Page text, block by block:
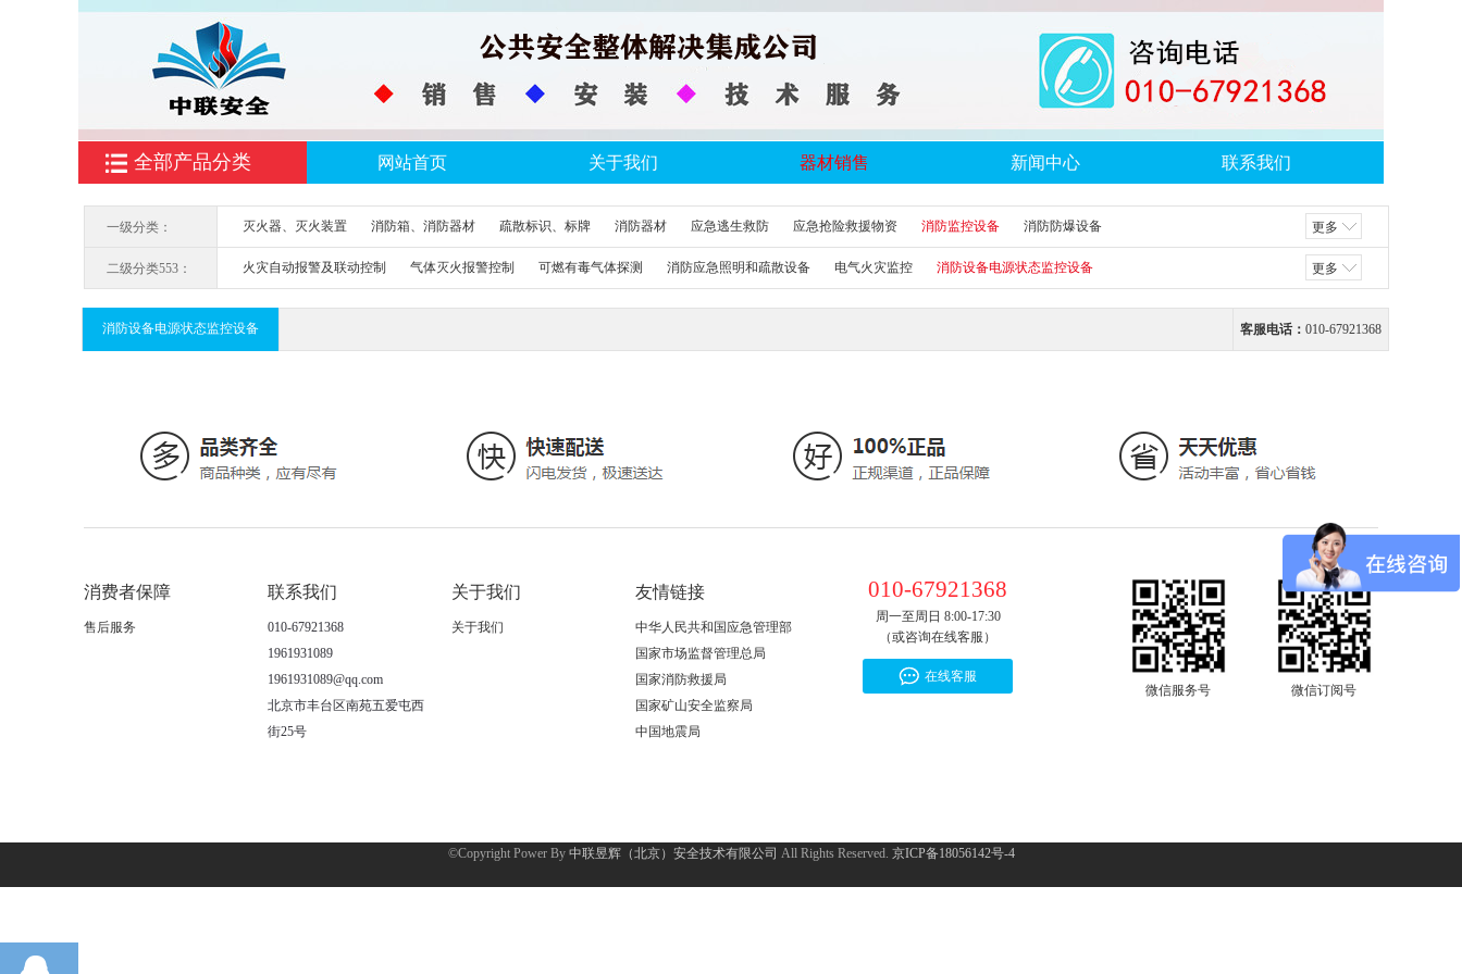
全部产品分类 网站首页 关于我们 器材销售 新闻中心 联系我们
一级分类： 灭火器、灭火装置 消防箱、消防器材 疏散标识、标牌 消防器材 应急逃生救防 应急抢险救援物资 消防监控设备 消防防爆设备 更多
二级分类553： 火灾自动报警及联动控制 气体灭火报警控制 可燃有毒气体探测 消防应急照明和疏散设备 电气火灾监控 消防设备电源状态监控设备
消防应急疏散余压监控 防火门监控
更多
消防设备电源状态监控设备 客服电话： 010-67921368
消费者保障
售后服务
联系我们
010-67921368
1961931089
1961931089@qq.com
北京市丰台区南苑五爱屯西
街25号
关于我们
关于我们
友情链接
中华人民共和国应急管理部
国家市场监督管理总局
国家消防救援局
国家矿山安全监察局
中国地震局
010-67921368
周一至周日 8:00-17:30
（或咨询在线客服）
在线客服
微信订阅号
微信服务号
©Copyright Power By 中联昱辉（北京）安全技术有限公司 All Rights Reserved. 京ICP备18056142号-4